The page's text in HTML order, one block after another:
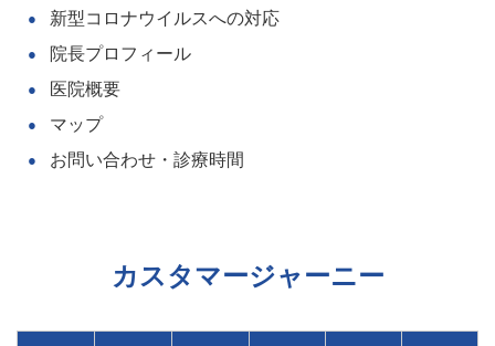
新型コロナウイルスへの対応
院長プロフィール
医院概要
マップ
お問い合わせ・診療時間
カスタマージャーニー